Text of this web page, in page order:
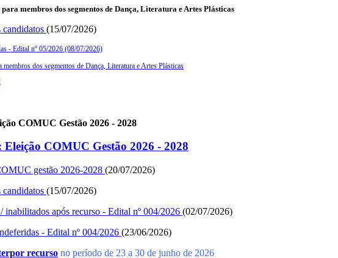
membros dos segmentos de Dança, Literatura e Artes Plásticas
(15/07/2026)
- Edital nº 05/2026 (08/07/2026)
membros dos segmentos de Dança, Literatura e Artes Plásticas
COMUC Gestão 2026 - 2028
Eleição COMUC Gestão 2026 - 2028
gestão 2026-2028 (20/07/2026)
(15/07/2026)
inabilitados após recurso - Edital nº 004/2026 (02/07/2026)
- Edital nº 004/2026 (23/06/2026)
recurso no período de 23 a 30 de junho de 2026